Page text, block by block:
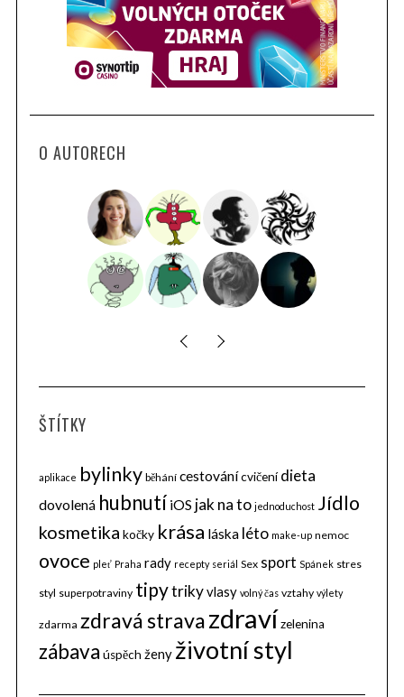
O AUTORECH
ŠTÍTKY
aplikace bylinky běhání cestovánícvičení dieta
dovolená hubnutí iOS jak na to jednoduchost Jídlo
kosmetika kočky krása láska léto make-up nemoc
ovoce pleť Praha rady recepty seriál Sex sport Spánek stres
styl superpotraviny tipytrikyvlasy volný čas vztahy výlety
zdarma zdravá stravazdravízelenina
zábava úspěch ženy životní styl